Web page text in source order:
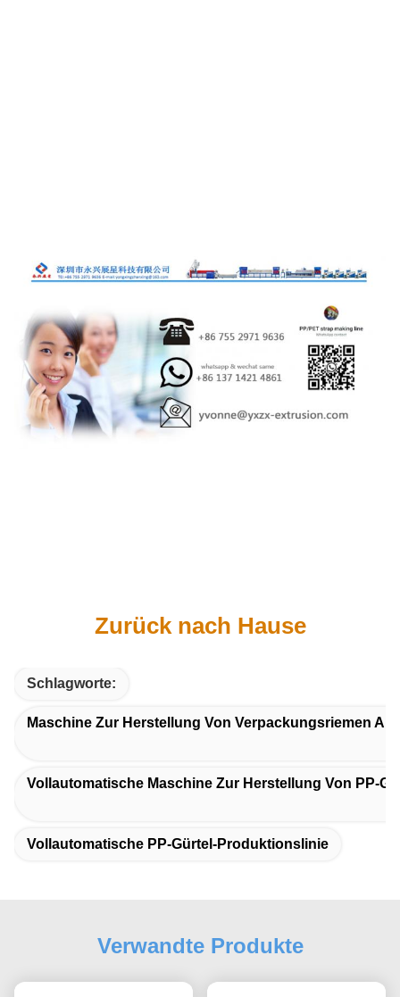
Zurück nach Hause
Schlagworte:
Maschine Zur Herstellung Von Verpackungsriemen
Vollautomatische Maschine Zur Herstellung Von PP-
Vollautomatische PP-Gürtel-Produktionslinie
Verwandte Produkte